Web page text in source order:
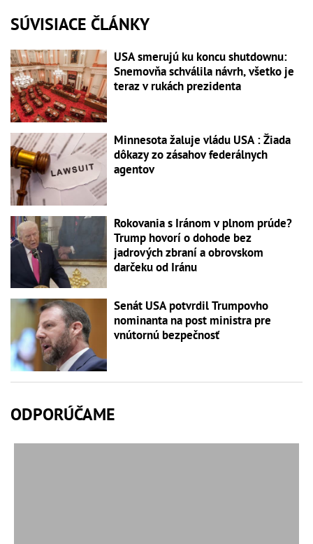
SÚVISIACE ČLÁNKY
USA smerujú ku koncu shutdownu:
Snemovňa schválila návrh, všetko je
teraz v rukách prezidenta
Minnesota žaluje vládu USA : Žiada
dôkazy zo zásahov federálnych
agentov
Rokovania s Iránom v plnom prúde?
Trump hovorí o dohode bez
jadrových zbraní a obrovskom
darčeku od Iránu
Senát USA potvrdil Trumpovho
nominanta na post ministra pre
vnútornú bezpečnosť
ODPORÚČAME